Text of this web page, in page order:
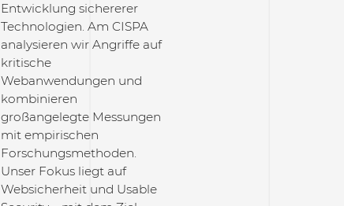
Entwicklung sichererer
Technologien. Am CISPA
analysieren wir Angriffe auf
kritische
Webanwendungen und
kombinieren
großangelegte Messungen
mit empirischen
Forschungsmethoden.
Unser Fokus liegt auf
Websicherheit und Usable